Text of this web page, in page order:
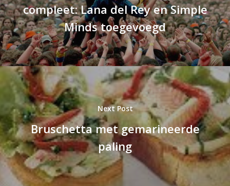
compleet: Lana del Rey en Simple
Minds toegevoegd
Next Post
Bruschetta met gemarineerde
paling